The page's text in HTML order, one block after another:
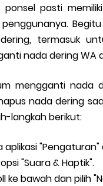
Aplikasi
Siap
ponsel pasti
termasuk
nada dering WA
mengganti nada
nada dering
langkah berikut:
aplikasi
"Suara & Haptik".
ke bawah dan pilih